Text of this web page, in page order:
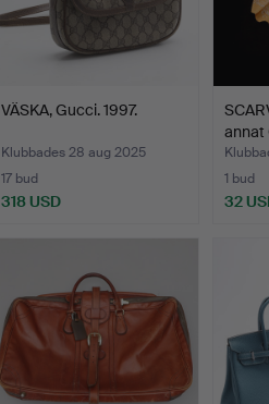
VÄSKA, Gucci. 1997.
Klubbades 28 aug 2025
17 bud
318 USD
annat
1 bud
32